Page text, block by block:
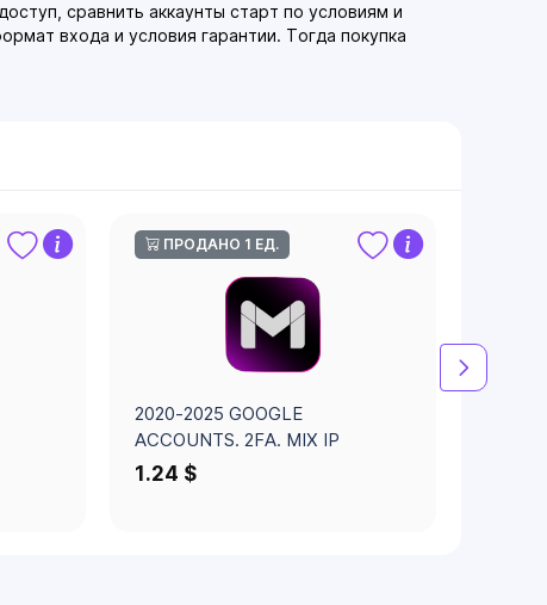
сравнить аккаунты старт по условиям и
входа и условия гарантии. Тогда покупка
ПРОДАНО 1 ЕД.
2020-2025 GOOGLE
ACCOUNTS. 2FA. MIX IP
1.24 $